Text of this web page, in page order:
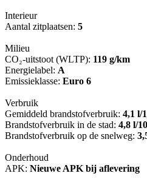
Interieur
Aantal zitplaatsen: 5
Milieu
CO₂-uitstoot (WLTP): 119 g/km
Energielabel: A
Emissieklasse: Euro 6
Verbruik
Gemiddeld brandstofverbruik: 4,1 l/
Brandstofverbruik in de stad: 4,8 l/
Brandstofverbruik op de snelweg:
Onderhoud
APK: Nieuwe APK bij aflevering